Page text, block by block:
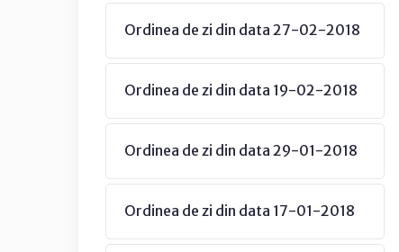
Ordinea de zi din data 27-02-2018
Ordinea de zi din data 19-02-2018
Ordinea de zi din data 29-01-2018
Ordinea de zi din data 17-01-2018